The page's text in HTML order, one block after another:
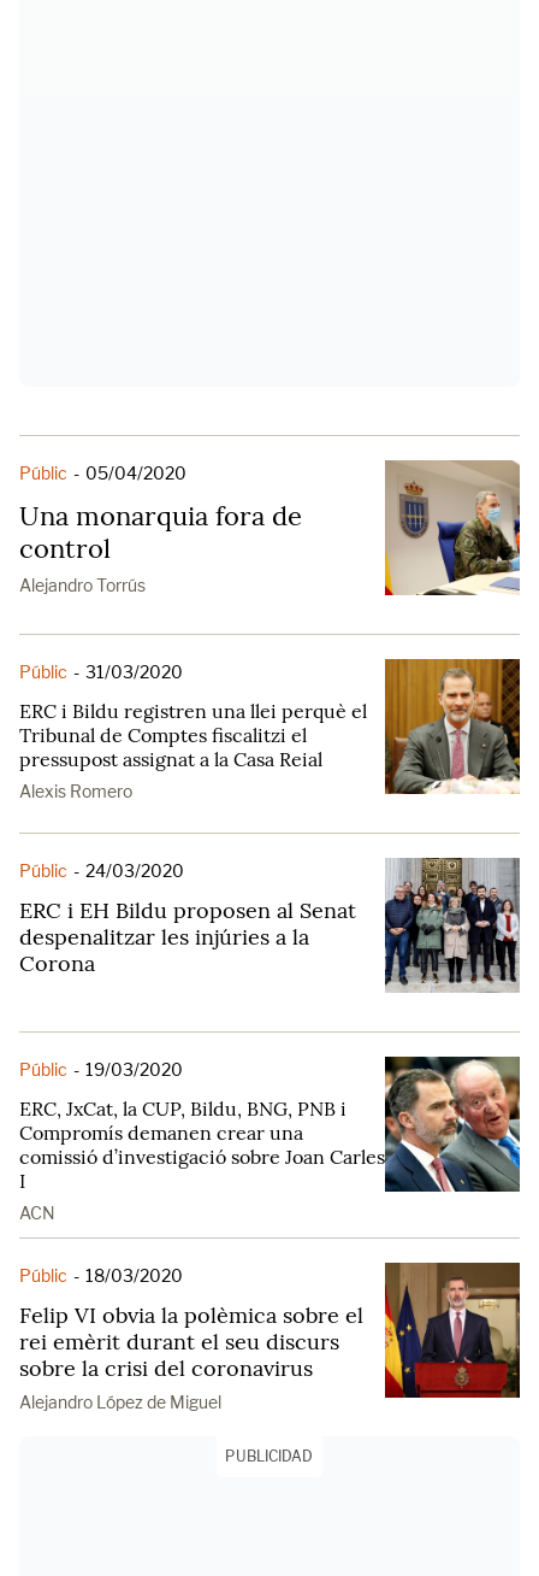
Públic - 05/04/2020
Una monarquia fora de
control
Alejandro Torrús
Públic - 31/03/2020
ERC i Bildu registren una llei perquè el
Tribunal de Comptes fiscalitzi el
pressupost assignat a la Casa Reial
Alexis Romero
Públic - 24/03/2020
ERC i EH Bildu proposen al Senat
despenalitzar les injúries a la
Corona
Públic - 19/03/2020
ERC, JxCat, la CUP, Bildu, BNG, PNB i
Compromís demanen crear una
comissió d’investigació sobre Joan Carles
I
ACN
Públic - 18/03/2020
Felip VI obvia la polèmica sobre el
rei emèrit durant el seu discurs
sobre la crisi del coronavirus
Alejandro López de Miguel
PUBLICIDAD